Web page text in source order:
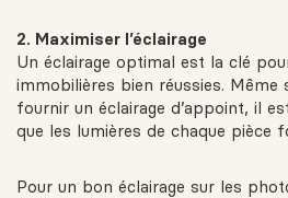
2. Maximiser l’éclairage
Un éclairage optimal est la clé
immobilières bien réussies.
fournir un éclairage d’appoint, il
que les lumières de chaque pièce
Pour un bon éclairage sur les